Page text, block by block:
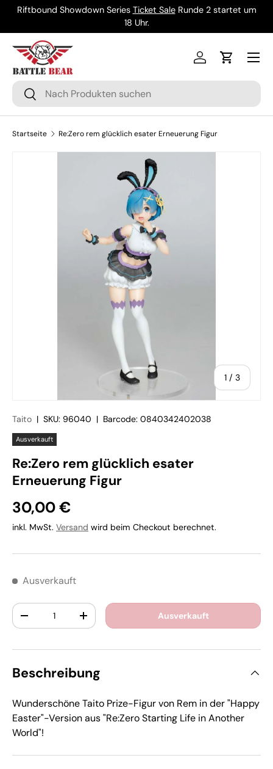
Riftbound Showdown Series Ticket SaleRunde 2 startet um
18 Uhr.
Suchen
Suchen
Einloggen
Menü
Startseite Re:Zero rem glücklich esater Erneuerung Figur
1 / von
3
Taito | SKU: 96040 | Barcode: 0840342402038
Ausverkauft
Re:Zero rem glücklich esater
Erneuerung Figur
30,00 €
inkl. MwSt. Versand wird beim Checkout berechnet.
Ausverkauft
Anzahl
-
+ Ausverkauft
Beschreibung
Wunderschöne Taito Prize-Figur von Rem in der "Happy
Easter"-Version aus "Re:Zero Starting Life in Another
World"!